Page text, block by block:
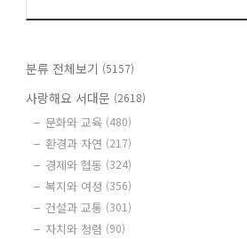
분류 전체보기 (5157)
사랑해요 서대문 (2618)
문화와 교육 (480)
환경과 자연 (217)
경제와 협동 (324)
복지와 여성 (356)
건설과 교통 (301)
자치와 청렴 (90)